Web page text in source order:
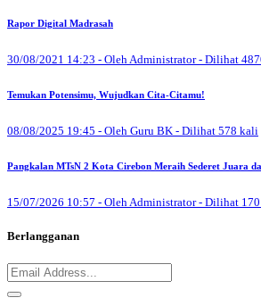
Rapor Digital Madrasah
30/08/2021 14:23 - Oleh Administrator - Dilihat
Temukan Potensimu, Wujudkan Cita-Citamu!
08/08/2025 19:45 - Oleh Guru BK - Dilihat 578 kali
Pangkalan MTsN 2 Kota Cirebon Meraih Sederet Juara
15/07/2026 10:57 - Oleh Administrator - Dilihat
Berlangganan